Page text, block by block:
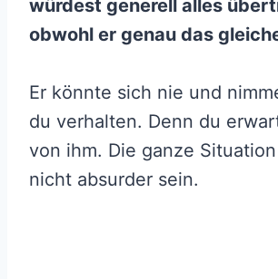
würdest generell alles
obwohl er genau das
Er könnte sich nie und
du verhalten. Denn du
von ihm. Die ganze
nicht absurder sein.